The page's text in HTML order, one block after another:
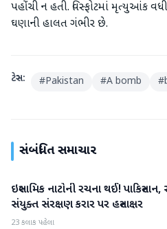
પહોંચી ન હતી. વિસ્ફોટમાં મૃત્યુઆંક
ઘણાની હાલત ગંભીર છે.
ટેગ્સ: #Pakistan #A bomb #
સંબંધિત સમાચાર
આંતરરાષ્ટ્રીય
ઇસ્લામિક નાટોની રચના થઈ!
સંયુક્ત સંરક્ષણ કરાર પર હસ્તાક્ષર
23 કલાક પહેલા